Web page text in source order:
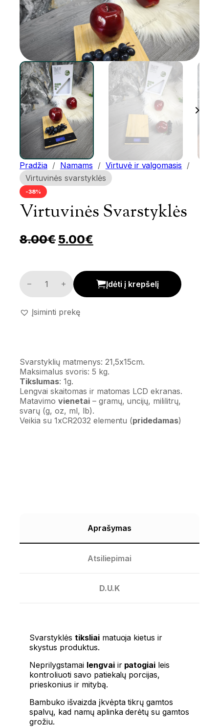
Pradžia / Namams / Virtuvė ir valgomasis /
Virtuvinės svarstyklės
-38%
Virtuvinės Svarstyklės
8.00€ Pradinė kaina buvo: 8.00€.
5.00€Dabartinė kaina yra:
Virtuvinės svarstyklės kiekis
Įdėti į krepšelį
Įsiminti prekę
Svarstyklių matmenys: 21,5x15cm.
Maksimalus svoris: 5 kg.
Tikslumas: 1g.
Lengvai skaitomas ir matomas LCD ekranas.
Matavimo vienetai– gramų, uncijų, mililitrų,
svarų (g, oz, ml, lb).
Veikia su 1xCR2032 elementu (pridedamas)
Aprašymas
Atsiliepimai
D.U.K
Svarstyklės tiksliaimatuoja kietus ir
skystus produktus.
Neprilygstamai lengvaiirpatogiai leis
kontroliuoti savo patiekalų porcijas,
prieskonius ir mitybą.
Bambuko išvaizda įkvėpta tikrų gamtos
spalvų, kad namų aplinka derėtų su gamtos
grožiu.